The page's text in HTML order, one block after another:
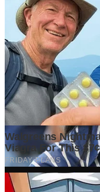
Mengapa
Keberhasilan